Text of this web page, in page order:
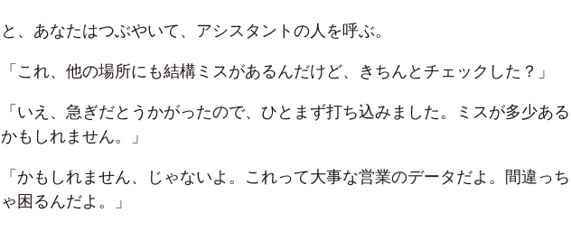
と、あなたはつぶやいて、アシスタントの人を呼ぶ。
「これ、他の場所にも結構ミスがあるんだけど、きちんとチェックした？」
「いえ、急ぎだとうかがったので、ひとまず打ち込みました。ミスが多少ある
かもしれません。」
「かもしれません、じゃないよ。これって大事な営業のデータだよ。間違っち
ゃ困るんだよ。」